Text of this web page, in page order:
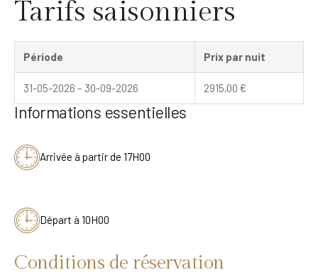
Tarifs saisonniers
Période Prix par nuit
31-05-2026 – 30-09-2026 2915,00 €
Informations essentielles
Arrivée à partir de 17H00
Départ à 10H00
Conditions de réservation